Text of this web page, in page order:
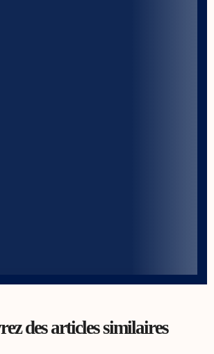
des articles similaires